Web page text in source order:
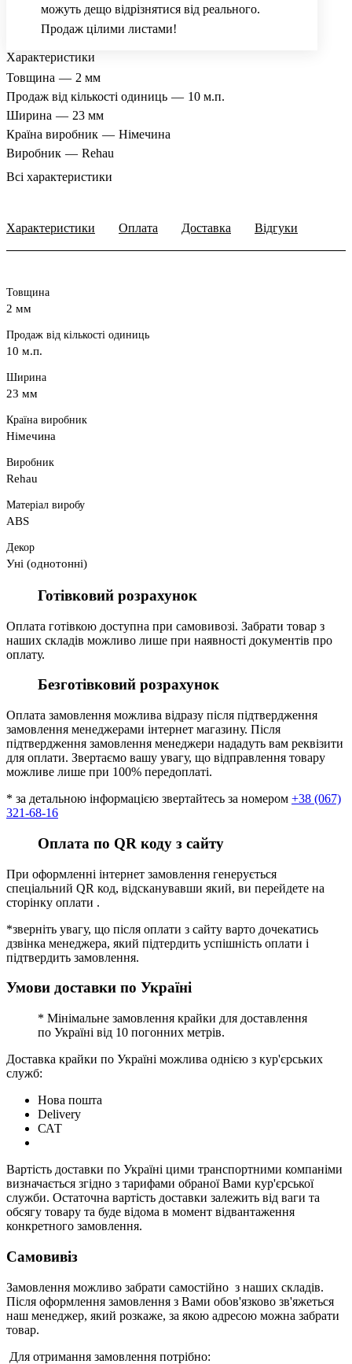
можуть дещо відрізнятися від реального.
Продаж цілими листами!
Характеристики
Товщина — 2 мм
Продаж від кількості одиниць — 10 м.п.
Ширина — 23 мм
Країна виробник — Німечина
Виробник — Rehau
Всі характеристики
Характеристики Оплата Доставка Відгуки
Товщина
2 мм
Продаж від кількості одиниць
10 м.п.
Ширина
23 мм
Країна виробник
Німечина
Виробник
Rehau
Матеріал виробу
ABS
Декор
Уні (однотонні)
Готівковий розрахунок
Оплата готівкою доступна при самовивозі. Забрати товар з
наших складів можливо лише при наявності документів про
оплату.
Безготівковий розрахунок
Оплата замовлення можлива відразу після підтвердження
замовлення менеджерами інтернет магазину. Після
підтвердження замовлення менеджери нададуть вам реквізити
для оплати. Звертаємо вашу увагу, що відправлення товару
можливе лише при 100% передоплаті.
* за детальною інформацією звертайтесь за номером +38 (067)
321-68-16
Оплата по QR коду з сайту
При оформленні інтернет замовлення генерується
спеціальний QR код, відсканувавши який, ви перейдете на
сторінку оплати .
*зверніть увагу, що після оплати з сайту варто дочекатись
дзвінка менеджера, який підтердить успішність оплати і
підтвердить замовлення.
Умови доставки по Україні
* Мінімальне замовлення крайки для доставлення
по Україні від 10 погонних метрів.
Доставка крайки по Україні можлива однією з кур'єрських
служб:
Нова пошта
Delivery
САТ
Вартість доставки по Україні цими транспортними компаніми
визначається згідно з тарифами обраної Вами кур'єрської
служби. Остаточна вартість доставки залежить від ваги та
обсягу товару та буде відома в момент відвантаження
конкретного замовлення.
Самовивіз
Замовлення можливо забрати самостійно з наших складів.
Після оформлення замовлення з Вами обов'язково зв'яжеться
наш менеджер, який розкаже, за якою адресою можна забрати
товар.
Для отримання замовлення потрібно: